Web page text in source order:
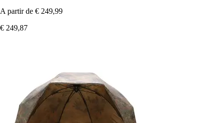
A partir de € 249,99
€ 249,87